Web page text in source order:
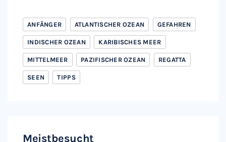
ANFÄNGER ATLANTISCHER OZEAN GEFAHREN
INDISCHER OZEAN KARIBISCHES MEER
MITTELMEER PAZIFISCHER OZEAN REGATTA
SEEN TIPPS
Meistbesucht